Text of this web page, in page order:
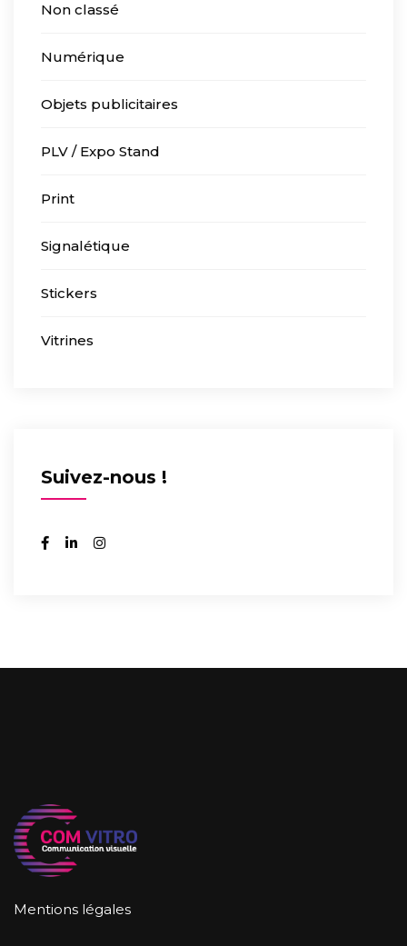
Non classé
Numérique
Objets publicitaires
PLV / Expo Stand
Print
Signalétique
Stickers
Vitrines
Suivez-nous !
Mentions légales